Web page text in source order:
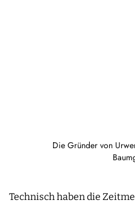
Die Gründer von
Technisch haben die